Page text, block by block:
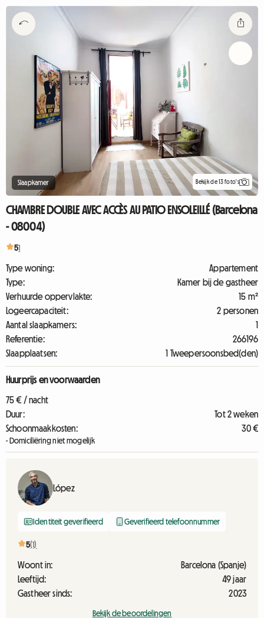
Slaapkamer Bekijk de 13 foto's
CHAMBRE DOUBLE AVEC ACCÈS AU PATIO ENSOLEILLÉ (Barcelona
- 08004)
51
Type woning:
Appartement
Type:
Kamer bij de gastheer
Verhuurde oppervlakte:
15 m²
Logeercapaciteit:
2 personen
Aantal slaapkamers:
1
Referentie:
266196
Slaapplaatsen:
1 Tweepersoonsbed(den)
Huurprijs en voorwaarden
75 € / nacht
Duur:
Tot 2 weken
Schoonmaakkosten:
30 €
- Domiciliëring niet mogelijk
López
Identiteit geverifieerd Geverifieerd telefoonnummer
5(1)
Woont in:
Barcelona (Spanje)
Leeftijd:
49 jaar
Gastheer sinds:
2023
Bekijk de beoordelingen